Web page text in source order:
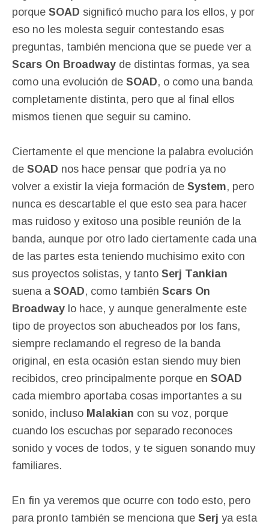
porque SOAD significó mucho para los ellos, y por
eso no les molesta seguir contestando esas
preguntas, también menciona que se puede ver a
Scars On Broadway de distintas formas, ya sea
como una evolución de SOAD, o como una banda
completamente distinta, pero que al final ellos
mismos tienen que seguir su camino.
Ciertamente el que mencione la palabra evolución
de SOAD nos hace pensar que podría ya no
volver a existir la vieja formación de System, pero
nunca es descartable el que esto sea para hacer
mas ruidoso y exitoso una posible reunión de la
banda, aunque por otro lado ciertamente cada una
de las partes esta teniendo muchisimo exito con
sus proyectos solistas, y tanto Serj Tankian
suena a SOAD, como también Scars On
Broadway lo hace, y aunque generalmente este
tipo de proyectos son abucheados por los fans,
siempre reclamando el regreso de la banda
original, en esta ocasión estan siendo muy bien
recibidos, creo principalmente porque en SOAD
cada miembro aportaba cosas importantes a su
sonido, incluso Malakian con su voz, porque
cuando los escuchas por separado reconoces
sonido y voces de todos, y te siguen sonando muy
familiares.
En fin ya veremos que ocurre con todo esto, pero
para pronto también se menciona que Serj ya esta